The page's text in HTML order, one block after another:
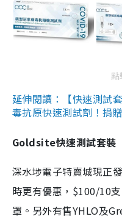
延伸閱讀：【快速測試
毒抗原快速測試劑！捐
Goldsite快速測試套裝
深水埗電子特賣城現正
時更有優惠，$100/10
罩。另外有售YHLO及